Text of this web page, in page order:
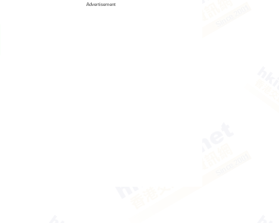
Advertisement